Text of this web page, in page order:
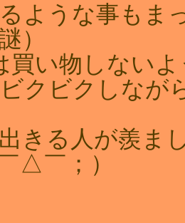
ような事もま
）
買い物しない
クビクしなが
きる人が羨ま
△￣；）